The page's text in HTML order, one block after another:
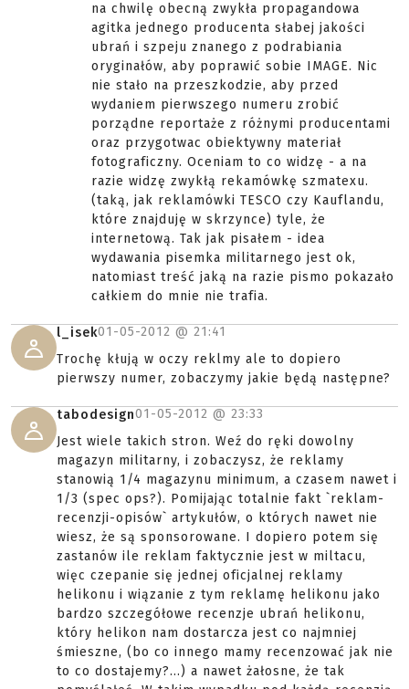
na chwilę obecną zwykła propagandowa
agitka jednego producenta słabej jakości
ubrań i szpeju znanego z podrabiania
oryginałów, aby poprawić sobie IMAGE. Nic
nie stało na przeszkodzie, aby przed
wydaniem pierwszego numeru zrobić
porządne reportaże z różnymi producentami
oraz przygotwac obiektywny materiał
fotograficzny. Oceniam to co widzę - a na
razie widzę zwykłą rekamówkę szmatexu.
(taką, jak reklamówki TESCO czy Kauflandu,
które znajduję w skrzynce) tyle, że
internetową. Tak jak pisałem - idea
wydawania pisemka militarnego jest ok,
natomiast treść jaką na razie pismo pokazało
całkiem do mnie nie trafia.
l_isek01-05-2012 @ 21:41
Trochę kłują w oczy reklmy ale to dopiero
pierwszy numer, zobaczymy jakie będą następne?
tabodesign01-05-2012 @ 23:33
Jest wiele takich stron. Weź do ręki dowolny
magazyn militarny, i zobaczysz, że reklamy
stanowią 1/4 magazynu minimum, a czasem nawet i
1/3 (spec ops?). Pomijając totalnie fakt `reklam-
recenzji-opisów` artykułów, o których nawet nie
wiesz, że są sponsorowane. I dopiero potem się
zastanów ile reklam faktycznie jest w miltacu,
więc czepanie się jednej oficjalnej reklamy
helikonu i wiązanie z tym reklamę helikonu jako
bardzo szczegółowe recenzje ubrań helikonu,
który helikon nam dostarcza jest co najmniej
śmieszne, (bo co innego mamy recenzować jak nie
to co dostajemy?...) a nawet żałosne, że tak